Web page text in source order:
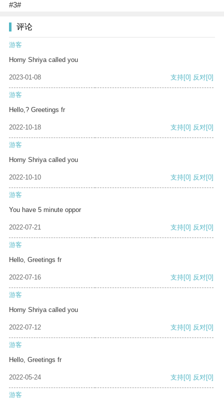
#3#
评论
游客
Horny Shriya called you
2023-01-08 支持[0] 反对[0]
游客
Hello,? Greetings fr
2022-10-18 支持[0] 反对[0]
游客
Horny Shriya called you
2022-10-10 支持[0] 反对[0]
游客
You have 5 minute oppor
2022-07-21 支持[0] 反对[0]
游客
Hello, Greetings fr
2022-07-16 支持[0] 反对[0]
游客
Horny Shriya called you
2022-07-12 支持[0] 反对[0]
游客
Hello, Greetings fr
2022-05-24 支持[0] 反对[0]
游客